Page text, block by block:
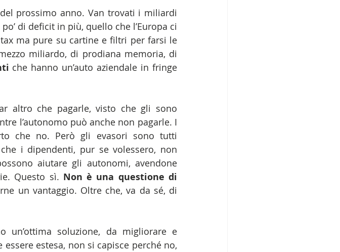
prossimo anno. Van trovati i miliardi
po’ di deficit in più, quello che l’Europa ci
ma pure su cartine e filtri per farsi le
che hanno un’auto aziendale in fringe
altro che pagarle, visto che gli sono
l’autonomo può anche non pagarle. I
che no. Però gli evasori sono tutti
i dipendenti, pur se volessero, non
aiutare gli autonomi, avendone
Questo sì. Non è una questione di
un vantaggio. Oltre che, va da sé, di
un’ottima soluzione, da migliorare e
estesa, non si capisce perché no,